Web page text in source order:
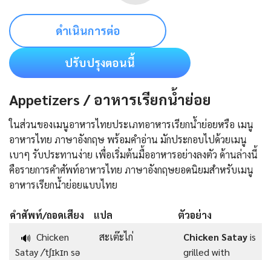
ดำเนินการต่อ
ปรับปรุงตอนนี้
Appetizers / อาหารเรียกน้ำย่อย
ในส่วนของเมนูอาหารไทยประเภทอาหารเรียกน้ำย่อยหรือ เมนู
อาหารไทย ภาษาอังกฤษ พร้อมคำอ่าน มักประกอบไปด้วยเมนู
เบาๆ รับประทานง่าย เพื่อเริ่มต้นมื้ออาหารอย่างลงตัว ด้านล่างนี้
คือรายการคําศัพท์อาหารไทย ภาษาอังกฤษยอดนิยมสำหรับเมนู
อาหารเรียกน้ำย่อยแบบไทย
คำศัพท์/ถอดเสียง แปล
ตัวอย่าง
🔊 Chicken
Satay /ˈtʃɪkɪn sə
สะเต๊ะไก่ Chicken Satayis
grilled with